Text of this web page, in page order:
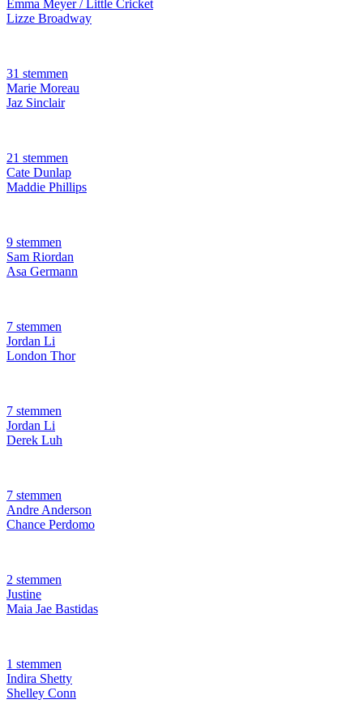
Emma Meyer / Little Cricket
Lizze Broadway
31 stemmen
Marie Moreau
Jaz Sinclair
21 stemmen
Cate Dunlap
Maddie Phillips
9 stemmen
Sam Riordan
Asa Germann
7 stemmen
Jordan Li
London Thor
7 stemmen
Jordan Li
Derek Luh
7 stemmen
Andre Anderson
Chance Perdomo
2 stemmen
Justine
Maia Jae Bastidas
1 stemmen
Indira Shetty
Shelley Conn